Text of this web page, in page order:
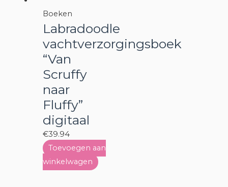
Boeken
Labradoodle
vachtverzorgingsboek
“Van
Scruffy
naar
Fluffy”
digitaal
€39.94
Toevoegen aan
winkelwagen